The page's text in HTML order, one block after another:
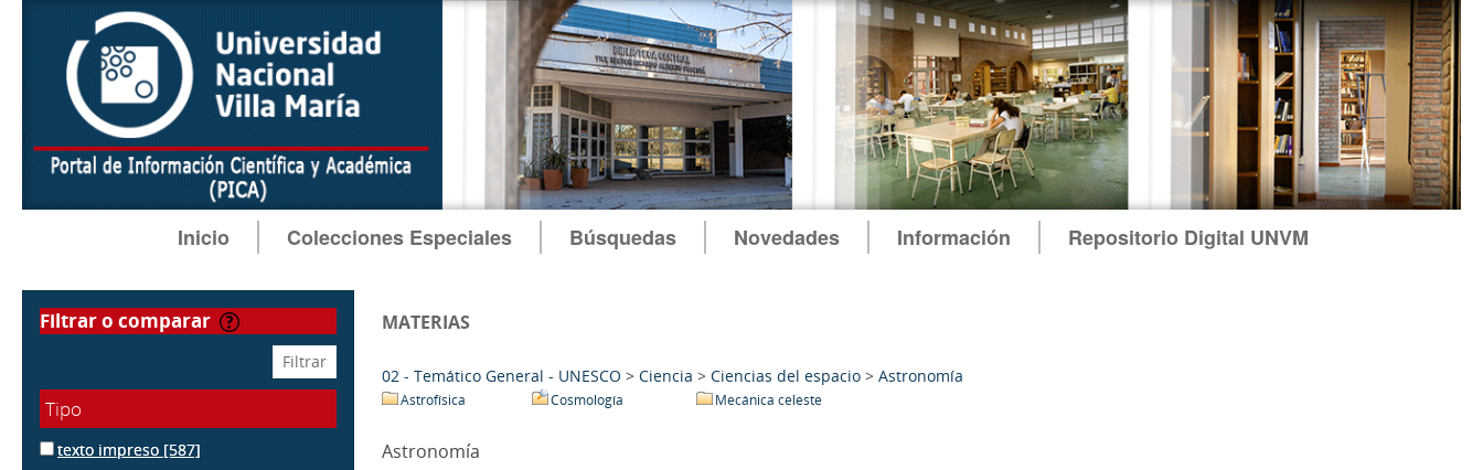
Inicio Colecciones Especiales Búsquedas Novedades Información Repositorio Digital UNVM
filtrar o comparar
Tipo
texto impreso [587]
MATERIAS
02 - Temático General - UNESCO > Ciencia > Ciencias del espacio > Astronomía
Astrofísica Cosmología Mecánica celeste
Astronomía